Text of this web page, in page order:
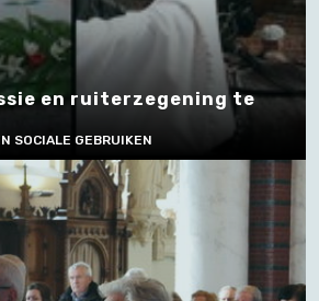
en ruiterzegening te
SOCIALE GEBRUIKEN